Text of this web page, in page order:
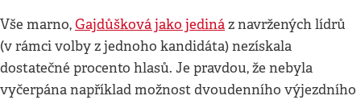
Vše marno,Gajdůšková jako jedináz navržených lídrů
(v rámci volby z jednoho kandidáta) nezískala
dostatečné procento hlasů. Je pravdou, že nebyla
vyčerpána například možnost dvoudenního výjezdního